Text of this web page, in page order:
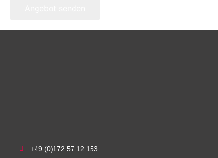
+49 (0)172 57 12 153